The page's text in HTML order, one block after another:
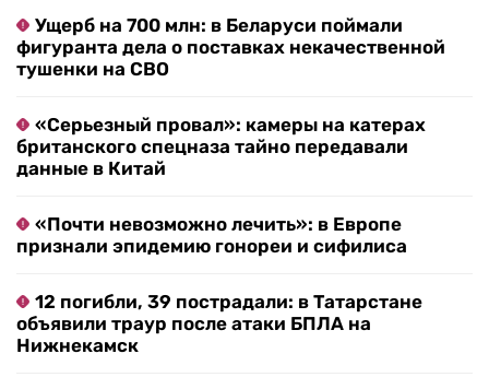
Ущерб на 700 млн: в Беларуси поймали
фигуранта дела о поставках некачественной
тушенки на СВО
«Серьезный провал»: камеры на катерах
британского спецназа тайно передавали
данные в Китай
«Почти невозможно лечить»: в Европе
признали эпидемию гонореи и сифилиса
12 погибли, 39 пострадали: в Татарстане
объявили траур после атаки БПЛА на
Нижнекамск